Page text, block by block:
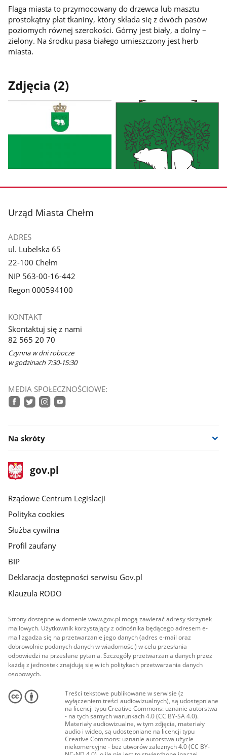
Flaga miasta to przymocowany do drzewca lub masztu
prostokątny płat tkaniny, który składa się z dwóch pasów
poziomych równej szerokości. Górny jest biały, a dolny –
zielony. Na środku pasa białego umieszczony jest herb
miasta.
Zdjęcia (2)
galerii.
stopka
Urząd Miasta Chełm
ADRES
ul. Lubelska 65
22-100 Chełm
NIP 563-00-16-442
Regon 000594100
KONTAKT
Skontaktuj się z nami
82 565 20 70
Czynna w dni robocze
w godzinach 7:30-15:30
MEDIA SPOŁECZNOŚCIOWE:
Na skróty
stopka
gov.plStrona
gov.pl
Rządowe Centrum Legislacji
Polityka cookies
Służba cywilna
Profil zaufany
BIP
Deklaracja dostępności serwisu Gov.pl
Klauzula RODO
Strony dostępne w domenie www.gov.pl mogą zawierać adresy skrzynek
mailowych. Użytkownik korzystający z odnośnika będącego adresem e-
mail zgadza się na przetwarzanie jego danych (adres e-mail oraz
dobrowolnie podanych danych w wiadomości) w celu przesłania
odpowiedzi na przesłane pytania. Szczegóły przetwarzania danych przez
każdą z jednostek znajdują się w ich politykach przetwarzania danych
osobowych.
Treści tekstowe publikowane w serwisie (z
wyłączeniem treści audiowizualnych), są udostępniane
na licencji typu Creative Commons: uznanie autorstwa
- na tych samych warunkach 4.0 (CC BY-SA 4.0).
Materiały audiowizualne, w tym zdjęcia, materiały
audio i wideo, są udostępniane na licencji typu
Creative Commons: uznanie autorstwa użycie
niekomercyjne - bez utworów zależnych 4.0 (CC BY-